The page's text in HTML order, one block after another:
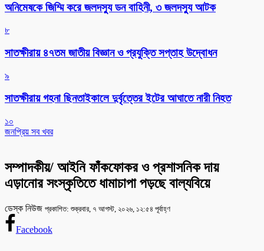
অনিমেষকে জিম্মি করে জলদস্যু ডন বাহিনী, ৩ জলদস্যু আটক
৮
সাতক্ষীরায় ৪৭তম জাতীয় বিজ্ঞান ও প্রযুক্তি সপ্তাহ উদ্বোধন
৯
সাতক্ষীরায় গহনা ছিনতাইকালে দুর্বৃত্তের ইটের আঘাতে নারী নিহত
১০
জনপ্রিয় সব খবর
সম্পাদকীয়/ আইনি ফাঁকফোকর ও প্রশাসনিক দায়
এড়ানোর সংস্কৃতিতে ধামাচাপা পড়ছে বাল্যবিয়ে
ডেস্ক নিউজ প্রকাশিত: শুক্রবার, ৭ আগস্ট, ২০২৬, ১২:৫৪ পূর্বাহ্ণ
Facebook